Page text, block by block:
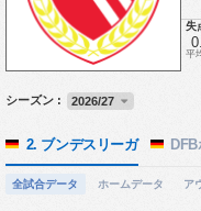
失
平
シーズン : 2026/27
2. ブンデスリーガ
全試合データ ホームデータ ア